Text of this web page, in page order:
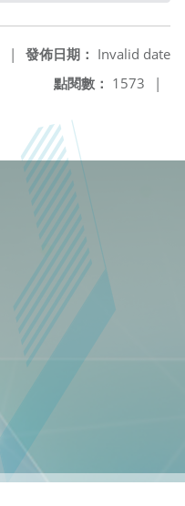
發佈日期： Invalid date
|
點閱數： 1573 |